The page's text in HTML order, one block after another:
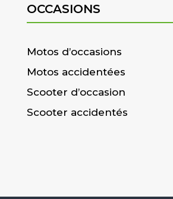
OCCASIONS
Motos d’occasions
Motos accidentées
Scooter d’occasion
Scooter accidentés